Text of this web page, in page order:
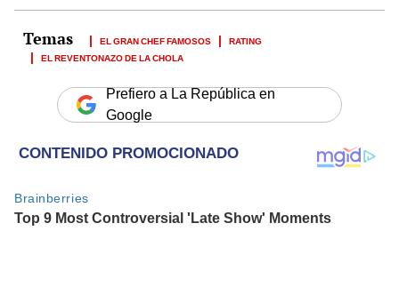
EL GRAN CHEF FAMOSOS
RATING
EL REVENTONAZO DE LA CHOLA
Prefiero a La República en
Google